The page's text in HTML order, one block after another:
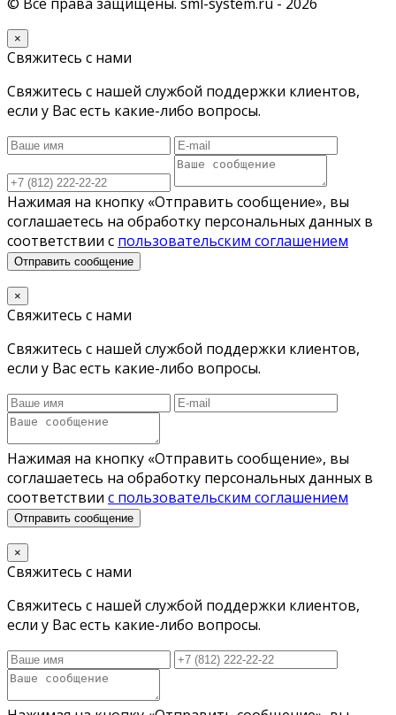
×
Свяжитесь с нами
Свяжитесь с нашей службой поддержки клиентов,
если у Вас есть какие-либо вопросы.
Нажимая на кнопку «Отправить сообщение», вы
соглашаетесь на обработку персональных данных в
соответствии с пользовательским соглашением
Отправить сообщение
×
Свяжитесь с нами
Свяжитесь с нашей службой поддержки клиентов,
если у Вас есть какие-либо вопросы.
Нажимая на кнопку «Отправить сообщение», вы
соглашаетесь на обработку персональных данных в
соответствии с пользовательским соглашением
Отправить сообщение
×
Свяжитесь с нами
Свяжитесь с нашей службой поддержки клиентов,
если у Вас есть какие-либо вопросы.